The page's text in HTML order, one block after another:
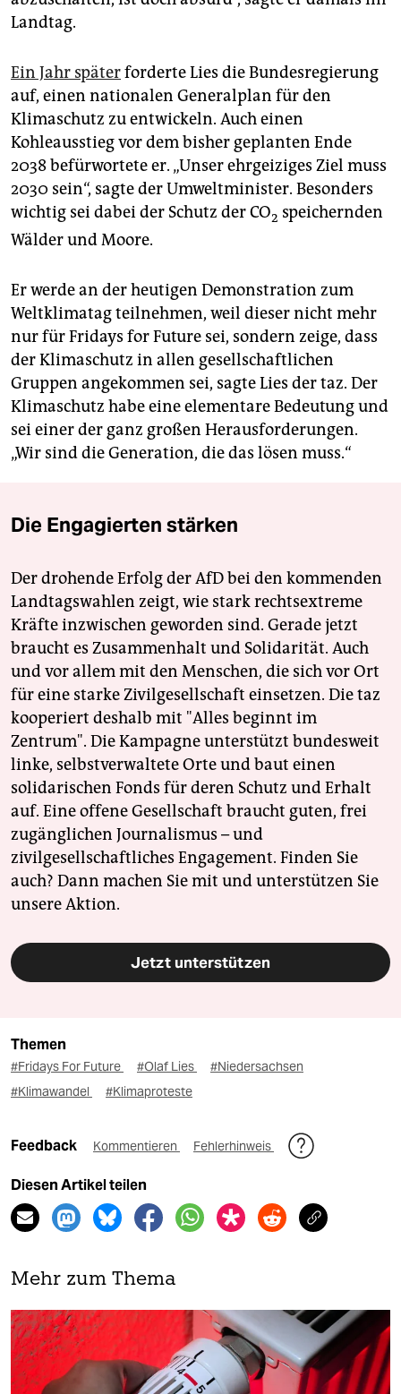
Landtag.
Ein Jahr späterforderte Lies die Bundesregierung
auf, einen nationalen Generalplan für den
Klimaschutz zu entwickeln. Auch einen
Kohleausstieg vor dem bisher geplanten Ende
2038 befürwortete er. „Unser ehrgeiziges Ziel muss
2030 sein“, sagte der Umweltminister. Besonders
wichtig sei dabei der Schutz der CO2 speichernden
Wälder und Moore.
Er werde an der heutigen Demonstration zum
Weltklimatag teilnehmen, weil dieser nicht mehr
nur für Fridays for Future sei, sondern zeige, dass
der Klimaschutz in allen gesellschaftlichen
Gruppen angekommen sei, sagte Lies der taz. Der
Klimaschutz habe eine elementare Bedeutung und
sei einer der ganz großen Herausforderungen.
„Wir sind die Generation, die das lösen muss.“
Die Engagierten stärken
Der drohende Erfolg der AfD bei den kommenden
Landtagswahlen zeigt, wie stark rechtsextreme
Kräfte inzwischen geworden sind. Gerade jetzt
braucht es Zusammenhalt und Solidarität. Auch
und vor allem mit den Menschen, die sich vor Ort
für eine starke Zivilgesellschaft einsetzen. Die taz
kooperiert deshalb mit "Alles beginnt im
Zentrum". Die Kampagne unterstützt bundesweit
linke, selbstverwaltete Orte und baut einen
solidarischen Fonds für deren Schutz und Erhalt
auf. Eine offene Gesellschaft braucht guten, frei
zugänglichen Journalismus – und
zivilgesellschaftliches Engagement. Finden Sie
auch? Dann machen Sie mit und unterstützen Sie
unsere Aktion.
Jetzt unterstützen
Themen
#Fridays For Future #Olaf Lies
#Niedersachsen
#Klimawandel
#Klimaproteste
Feedback Kommentieren Fehlerhinweis
Diesen Artikel teilen
Mehr zum Thema